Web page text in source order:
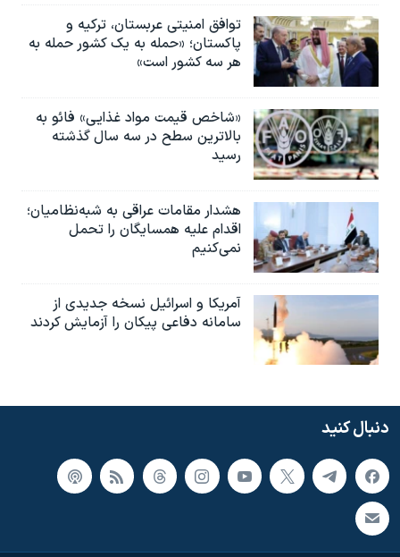
توافق امنیتی عربستان، ترکیه و
پاکستان؛ «حمله به یک کشور حمله به
هر سه کشور است»
«شاخص قیمت مواد غذایی» فائو به
بالاترین سطح در سه سال گذشته
رسید
هشدار مقامات عراقی به شبه‌نظامیان؛
اقدام علیه همسایگان را تحمل
نمی‌کنیم
آمریکا و اسرائیل نسخه جدیدی از
سامانه دفاعی پیکان را آزمایش کردند
دنبال کنید